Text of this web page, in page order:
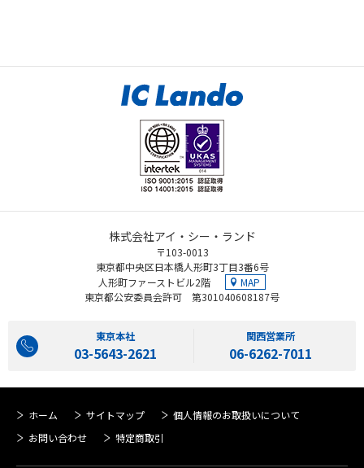
株式会社アイ・シー・ランド
〒103-0013
東京都中央区日本橋人形町3丁目3番6号
人形町ファーストビル2階
MAP
東京都公安委員会許可 第301040608187号
東京本社
03-5643-2621
関西営業所
06-6262-7011
ホーム サイトマップ
個人情報のお取扱いについて
お問い合わせ
特定商取引